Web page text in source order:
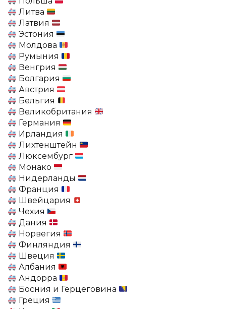
Литва
Латвия
Эстония
Молдова
Румыния
Венгрия
Болгария
Австрия
Бельгия
Великобритания
Германия
Ирландия
Лихтенштейн
Люксембург
Монако
Нидерланды
Франция
Швейцария
Чехия
Дания
Норвегия
Финляндия
Швеция
Албания
Андорра
Босния и Герцеговина
Греция